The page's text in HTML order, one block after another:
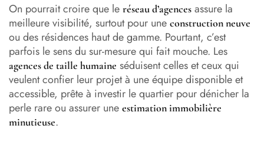
On pourrait croire que le réseau d’agences assure la
meilleure visibilité, surtout pour une construction neuve
ou des résidences haut de gamme. Pourtant, c’est
parfois le sens du sur-mesure qui fait mouche. Les
agences de taille humaine séduisent celles et ceux qui
veulent confier leur projet à une équipe disponible et
accessible, prête à investir le quartier pour dénicher la
perle rare ou assurer une estimation immobilière
minutieuse.